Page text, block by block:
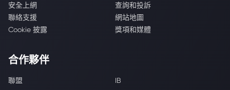
安全上網
查詢和投訴
聯絡支援
網站地圖
Cookie 披露
獎項和媒體
合作夥伴
聯盟 IB